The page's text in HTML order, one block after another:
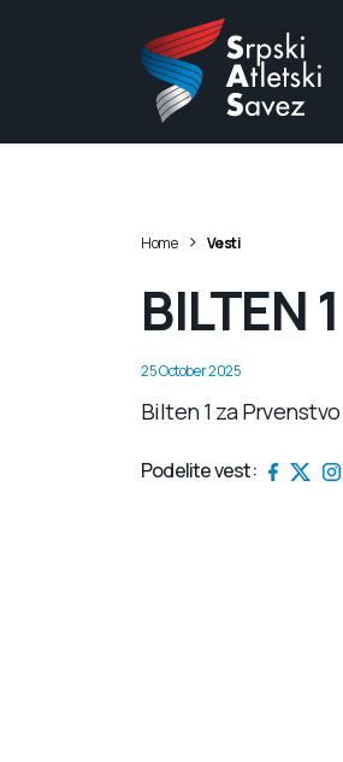
Home > Vesti
BILTEN
25 October 2025
Bilten 1 za
Podelite vest: